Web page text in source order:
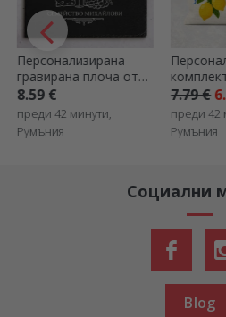
Персонализиран
комплект за грим с
надпис - Ciao bella
7.79 €
преди 42 минути,
Румъния
StarGift
1.00 €
преди 42
Румъния
Социални
Blog